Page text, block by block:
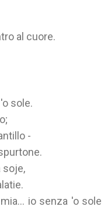
al cuore.
sole.
-
soje,
io senza 'o sole